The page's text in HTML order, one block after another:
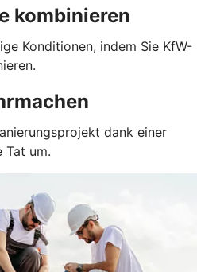
kombinieren
Konditionen, indem Sie KfW-
dank einer
Tat um.